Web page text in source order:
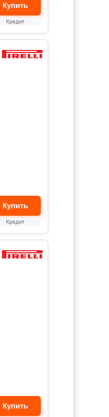
Купить
Кредит
Купить
Кредит
Купить